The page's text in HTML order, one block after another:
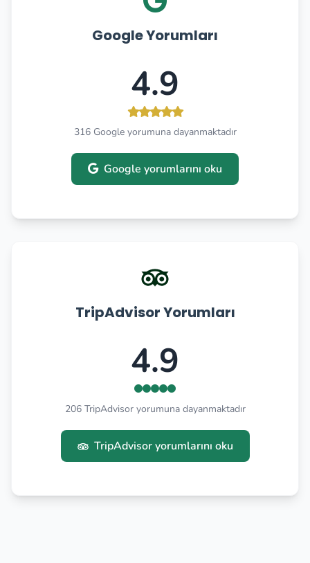
Google Yorumları
4.9
316 Google yorumuna dayanmaktadır
Google yorumlarını oku
TripAdvisor Yorumları
4.9
206 TripAdvisor yorumuna dayanmaktadır
TripAdvisor yorumlarını oku